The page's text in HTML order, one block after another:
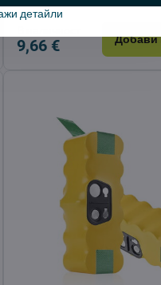
9,66 € Добави
детайли